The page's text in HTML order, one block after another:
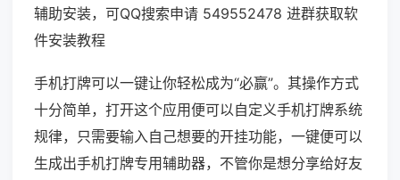
辅助安装，可QQ搜索申请 549552478 进群获取软
件安装教程
手机打牌可以一键让你轻松成为“必赢”。其操作方式
十分简单，打开这个应用便可以自定义手机打牌系统
规律，只需要输入自己想要的开挂功能，一键便可以
生成出手机打牌专用辅助器，不管你是想分享给好友